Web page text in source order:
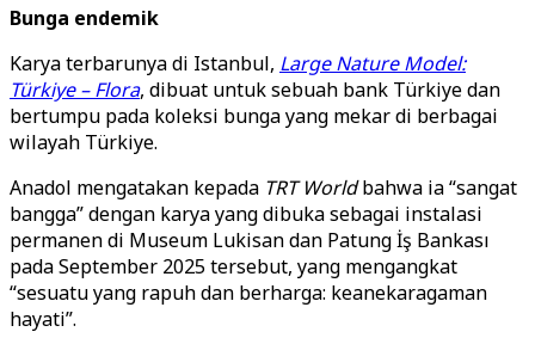
Bunga endemik
Karya terbarunya di Istanbul, Large Nature Model:
Türkiye – Flora, dibuat untuk sebuah bank Türkiye dan
bertumpu pada koleksi bunga yang mekar di berbagai
wilayah Türkiye.
Anadol mengatakan kepada TRT Worldbahwa ia “sangat
bangga” dengan karya yang dibuka sebagai instalasi
permanen di Museum Lukisan dan Patung İş Bankası
pada September 2025 tersebut, yang mengangkat
“sesuatu yang rapuh dan berharga: keanekaragaman
hayati”.